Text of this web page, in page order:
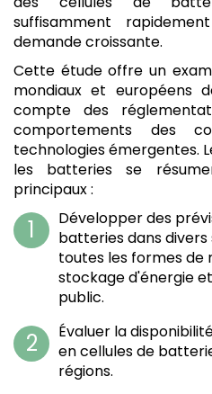
suffisamment
demande croissante.
Cette étude offre un
mondiaux et européens
compte des
comportements des
technologies émergentes.
les batteries se
principaux :
Développer des
batteries dans
toutes les formes de
stockage d'énergie
public.
Évaluer la
en cellules de
régions.